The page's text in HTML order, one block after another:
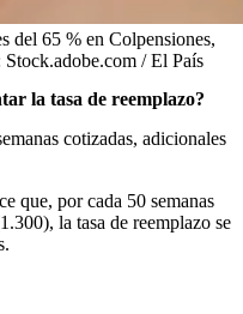
del 65 % en Colpensiones,
Stock.adobe.com / El País
la tasa de reemplazo?
cotizadas, adicionales
que, por cada 50 semanas
la tasa de reemplazo se